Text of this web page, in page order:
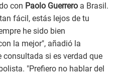
con Paolo Guerrero a Brasil.
fácil, estás lejos de tu
he sido bien
la mejor", añadió la
si es verdad que
"Prefiero no hablar del